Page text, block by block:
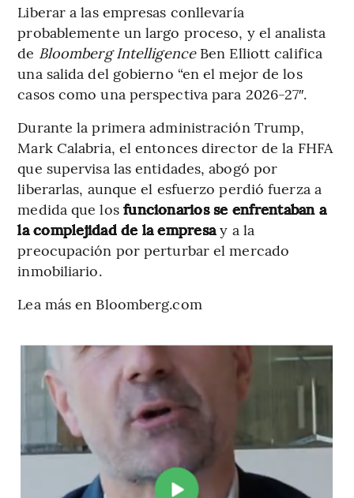
Liberar a las empresas conllevaría
probablemente un largo proceso, y el analista
de Bloomberg Intelligence Ben Elliott califica
una salida del gobierno “en el mejor de los
casos como una perspectiva para 2026-27″.
Durante la primera administración Trump,
Mark Calabria, el entonces director de la FHFA
que supervisa las entidades, abogó por
liberarlas, aunque el esfuerzo perdió fuerza a
medida que losfuncionarios se enfrentaban a
la complejidad de la empresay a la
preocupación por perturbar el mercado
inmobiliario.
Lea más en Bloomberg.com